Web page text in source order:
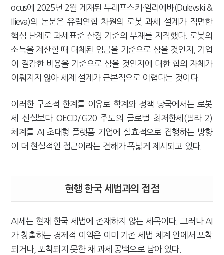
ocus에 2025년 2월 게재된 두레프스키·일리에바(Dulevski &
Ilieva)의 논문은 유럽연합 차원의 로봇 과세 설계가 직면한
핵심 난제로 과세표준 산정 기준의 부재를 지적했다. 로봇의
소득을 계산할 때 대체된 임금을 기준으로 삼을 것인지, 기업
이 절감한 비용을 기준으로 삼을 것인지에 대한 합의 자체가
이뤄지지 않아 세제 설계가 근본적으로 어렵다는 것이다.
이러한 구조적 한계를 이유로 학계와 정책 당국에서는 로봇
세 신설보다 OECD/G20 주도의 글로벌 최저한세(필라 2)
체계를 AI 초대형 플랫폼 기업에 실효적으로 집행하는 방향
이 더 현실적인 접근이라는 견해가 폭넓게 제시되고 있다.
현행 한국 세법과의 접점
AI세는 현재 한국 세법에 존재하지 않는 세목이다. 그러나 AI
가 창출하는 경제적 이익은 이미 기존 세법 체계 안에서 포착
되거나, 포착되지 못한 채 과세 공백으로 남아 있다.